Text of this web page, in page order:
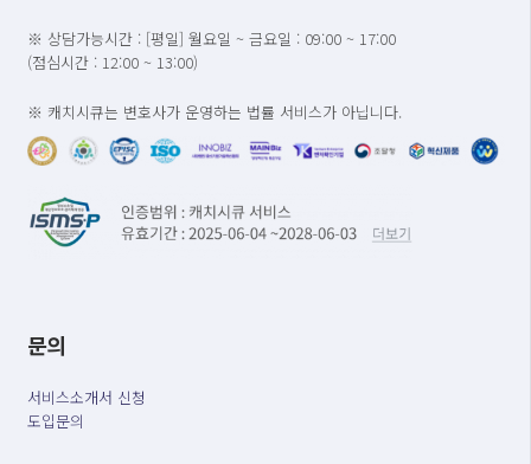
※ 상담가능시간 : [평일] 월요일 ~ 금요일 : 09:00 ~ 17:00
(점심시간 : 12:00 ~ 13:00)
※ 캐치시큐는 변호사가 운영하는 법률 서비스가 아닙니다.
문의
서비스소개서 신청
도입문의